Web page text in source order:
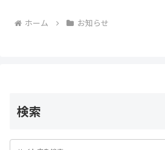
ホーム お知らせ
検索